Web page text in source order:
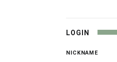
LOGIN
NICKNAME